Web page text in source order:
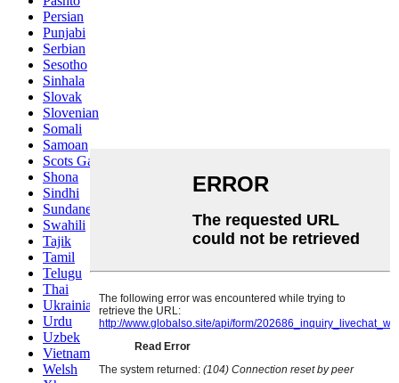
Persian
Punjabi
Serbian
Sesotho
Sinhala
Slovak
Slovenian
Somali
Samoan
Scots Gaelic
Shona
Sindhi
Sundanese
Swahili
Tajik
Tamil
Telugu
Thai
Ukrainian
Urdu
Uzbek
Vietnamese
Welsh